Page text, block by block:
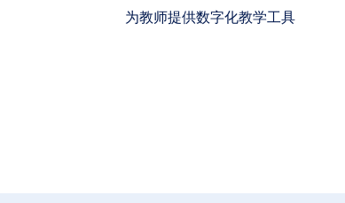
为教师提供数字化教学工具